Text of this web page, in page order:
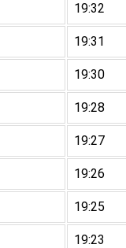
19:32
19:31
19:30
19:28
19:27
19:26
19:25
19:23